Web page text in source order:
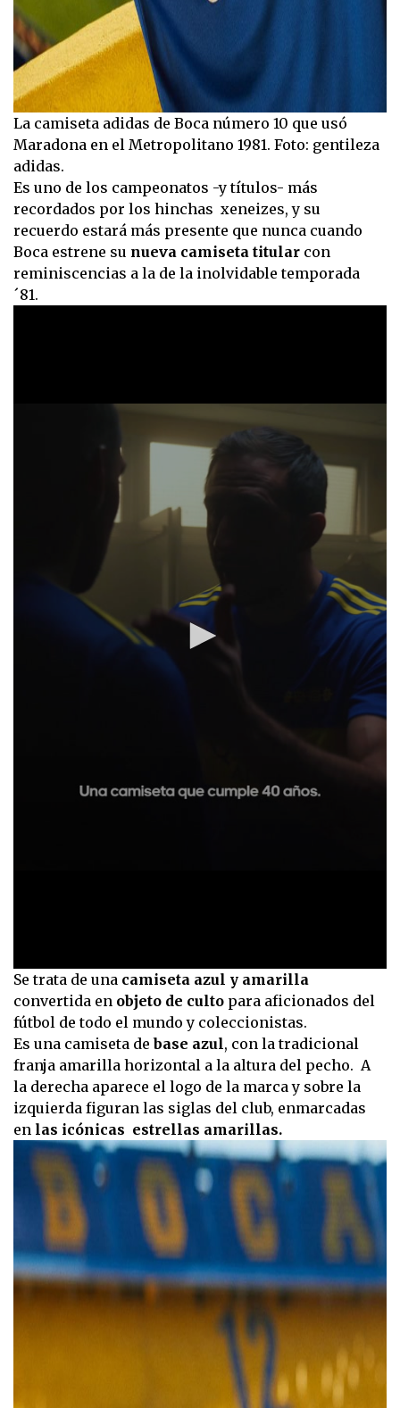
La camiseta adidas de Boca número 10 que usó
Maradona en el Metropolitano 1981. Foto: gentileza
adidas.
Es uno de los campeonatos -y títulos- más
recordados por los hinchas xeneizes, y su
recuerdo estará más presente que nunca cuando
Boca estrene su nueva camiseta titular con
reminiscencias a la de la inolvidable temporada
´81.
0
seconds
of
1
minute,
0
Se trata de una camiseta azul y amarilla
convertida en objeto de culto para aficionados del
fútbol de todo el mundo y coleccionistas.
Es una camiseta debase azul, con la tradicional
franja amarilla horizontal a la altura del pecho. A
la derecha aparece el logo de la marca y sobre la
izquierda figuran las siglas del club, enmarcadas
en las icónicas estrellas amarillas.